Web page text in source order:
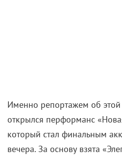
Именно репортажем об
открылся перформанс
который стал финальным
вечера. За основу взята